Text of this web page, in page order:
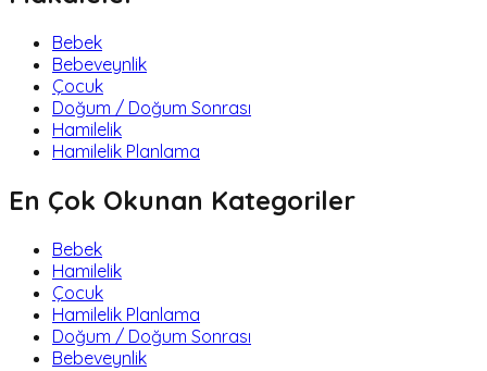
Bebek
Bebeveynlik
Çocuk
Doğum / Doğum Sonrası
Hamilelik
Hamilelik Planlama
En Çok Okunan Kategoriler
Bebek
Hamilelik
Çocuk
Hamilelik Planlama
Doğum / Doğum Sonrası
Bebeveynlik